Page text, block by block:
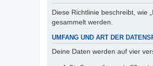
Diese Richtlinie beschreibt, wie
gesammelt werden.
UMFANG UND ART DER
Deine Daten werden auf vier